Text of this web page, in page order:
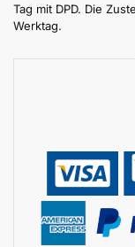
Tag mit DPD. Die
Werktag.